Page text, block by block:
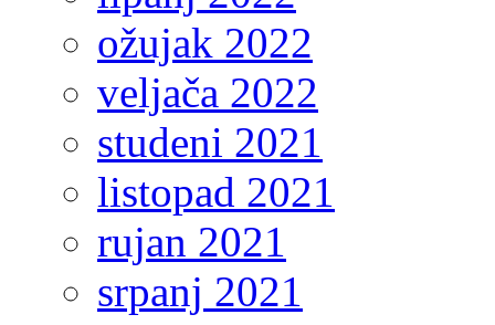
ožujak 2022
veljača 2022
studeni 2021
listopad 2021
rujan 2021
srpanj 2021